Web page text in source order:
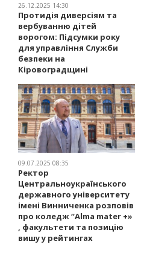
26.12.2025 14:30
Протидія диверсіям та
вербуванню дітей
ворогом: Підсумки року
для управління Служби
безпеки на
Кіровоградщині
09.07.2025 08:35
Ректор
Центральноукраїнського
державного університету
імені Винниченка розповів
про коледж “Alma mater +»
, факультети та позицію
вишу у рейтингах